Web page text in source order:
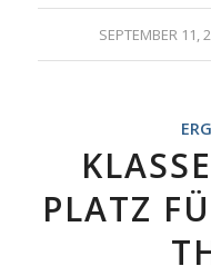
SEPTEMBER 11,
/
PLATZ